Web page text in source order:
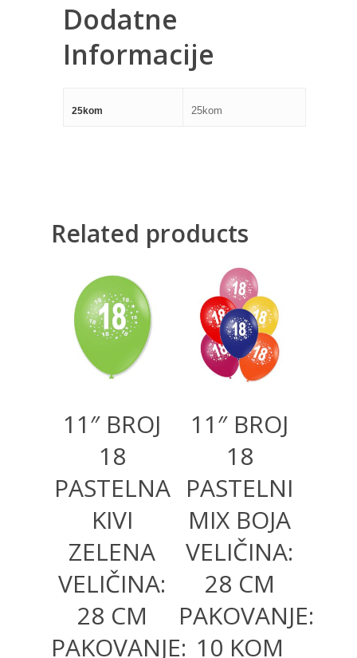
Dodatne
Informacije
25kom 25kom
Related products
300,00RSD
11″ BROJ
18
PASTELNA
KIVI
ZELENA
VELIČINA:
28 CM
PAKOVANJE:
300,00RSD
11″ BROJ
18
PASTELNI
MIX BOJA
VELIČINA:
28 CM
PAKOVANJE:
10 KOM